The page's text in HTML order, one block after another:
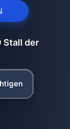
Stall der